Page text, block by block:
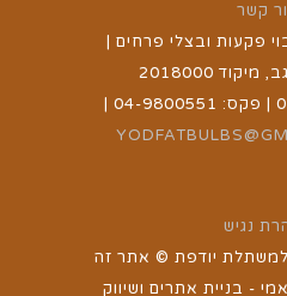
קשר
פקעות ובצלי פרחים |
2018000
טלפון: 04-9800351 | פקס: 04-9800551 |
למשתלת יודפת © אתר זה
- בניית אתרים ושיווק
נגיש